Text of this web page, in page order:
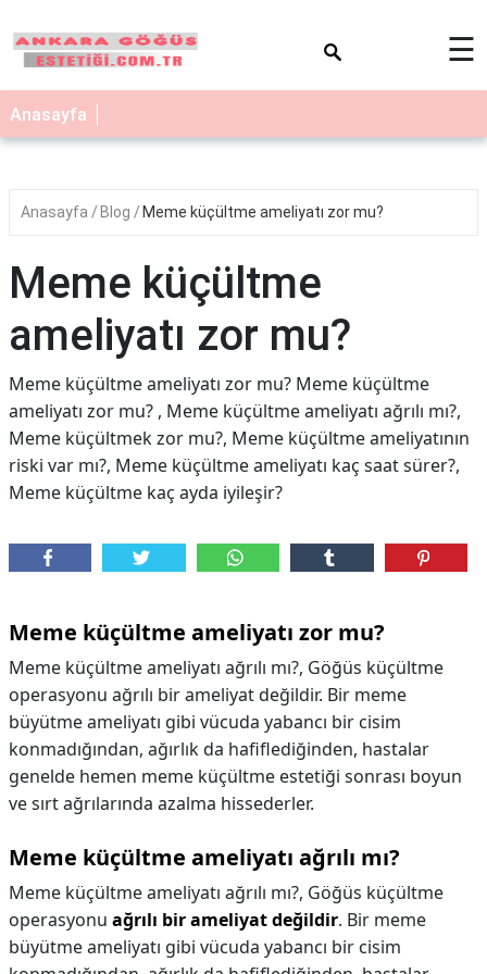
☰
Anasayfa
Anasayfa Blog Meme küçültme ameliyatı zor mu?
Meme küçültme
ameliyatı zor mu?
Meme küçültme ameliyatı zor mu? Meme küçültme
ameliyatı zor mu? , Meme küçültme ameliyatı ağrılı mı?,
Meme küçültmek zor mu?, Meme küçültme ameliyatının
riski var mı?, Meme küçültme ameliyatı kaç saat sürer?,
Meme küçültme kaç ayda iyileşir?
Meme küçültme ameliyatı zor mu?
Meme küçültme ameliyatı ağrılı mı?, Göğüs küçültme
operasyonu ağrılı bir ameliyat değildir. Bir meme
büyütme ameliyatı gibi vücuda yabancı bir cisim
konmadığından, ağırlık da hafiflediğinden, hastalar
genelde hemen meme küçültme estetiği sonrası boyun
ve sırt ağrılarında azalma hissederler.
Meme küçültme ameliyatı ağrılı mı?
Meme küçültme ameliyatı ağrılı mı?, Göğüs küçültme
operasyonu ağrılı bir ameliyat değildir. Bir meme
büyütme ameliyatı gibi vücuda yabancı bir cisim